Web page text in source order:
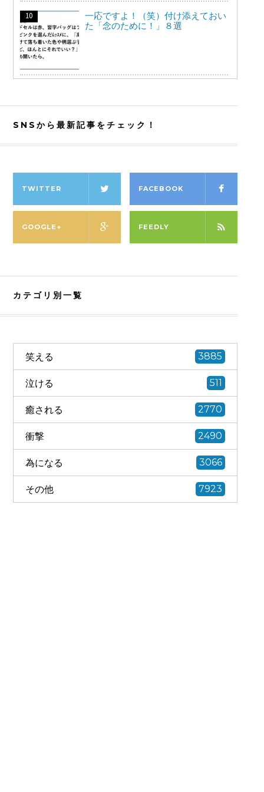
一応ですよ！（笑）付け添えておい
た「念のために！」８選
SNSから最新記事をチェック！
TWITTER FACEBOOK
GOOGLE+ FEEDLY
カテゴリ別一覧
笑える 3885
泣ける 511
癒される 2770
衝撃 2490
為になる 3066
その他 7923